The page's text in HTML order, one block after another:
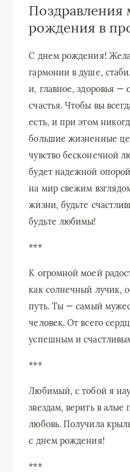
рождения в
С днем рождения!
гармонии в душе,
и, главное, здоровья —
счастья. Чтобы вы
есть, и при этом
большие жизненные
чувство бесконечной
будет надежной
на мир свежим
жизни, будьте
будьте любимы!
***
К огромной моей
как солнечный лучик,
путь. Ты — самый
человек. От всего
успешным и
***
Любимый, с тобой я
звездам, верить в
любовь. Получила
с днем ​​рождения!
***